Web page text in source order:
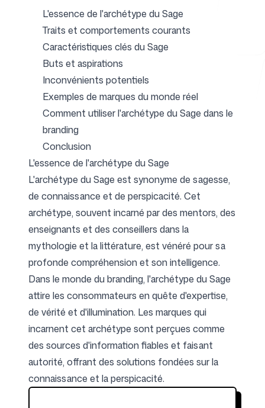
Centre d'aide
Outils gratuits
FAQ
Contact
Connexion S'inscrire
Suivez-nous
L'essence de l'archétype du Sage
Traits et comportements courants
Caractéristiques clés du Sage
Buts et aspirations
Inconvénients potentiels
Exemples de marques du monde réel
Comment utiliser l'archétype du Sage dans le
branding
Conclusion
L'essence de l'archétype du Sage
L'archétype du Sage est synonyme de sagesse,
de connaissance et de perspicacité. Cet
archétype, souvent incarné par des mentors, des
enseignants et des conseillers dans la
mythologie et la littérature, est vénéré pour sa
profonde compréhension et son intelligence.
Dans le monde du branding, l'archétype du Sage
attire les consommateurs en quête d'expertise,
de vérité et d'illumination. Les marques qui
incarnent cet archétype sont perçues comme
des sources d'information fiables et faisant
autorité, offrant des solutions fondées sur la
connaissance et la perspicacité.